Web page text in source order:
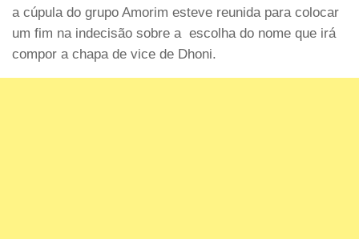
a cúpula do grupo Amorim esteve reunida para colocar
um fim na indecisão sobre a escolha do nome que irá
compor a chapa de vice de Dhoni.